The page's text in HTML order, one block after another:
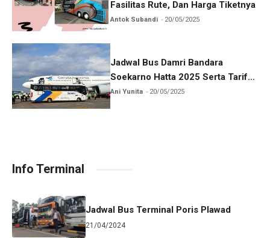
Fasilitas Rute, Dan Harga Tiketnya
Antok Subandi 20/05/2025
Jadwal Bus Damri Bandara
Soekarno Hatta 2025 Serta Tarif
Dan Rutenya
Ani Yunita 20/05/2025
Info Terminal
Jadwal Bus Terminal Poris Plawad
21/04/2024